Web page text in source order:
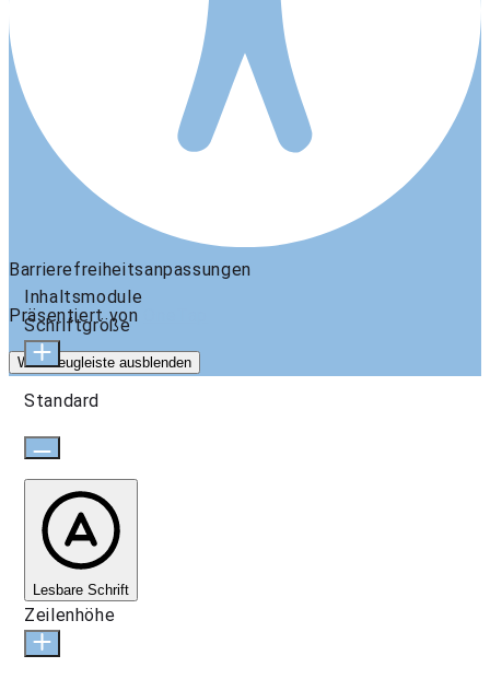
Barrierefreiheitsanpassungen
Präsentiert von
Werkzeugleiste ausblenden
Inhaltsmodule
Schriftgröße
Standard
Lesbare Schrift
Zeilenhöhe